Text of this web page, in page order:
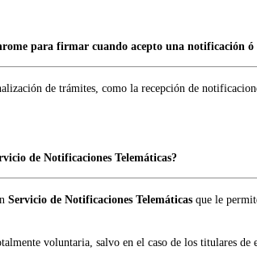
para firmar cuando acepto una notificación
de trámites, como la recepción de
de Notificaciones Telemáticas?
Servicio de Notificaciones Telemáticas que le
voluntaria, salvo en el caso de los titulares